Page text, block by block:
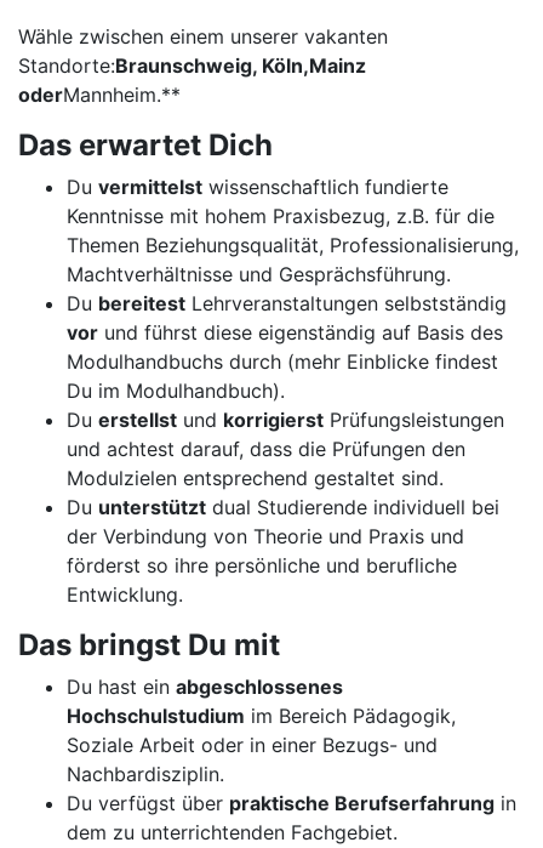
Wähle zwischen einem unserer vakanten
Standorte:Braunschweig, Köln,Mainz
oderMannheim.**
Das erwartet Dich
Du vermittelst wissenschaftlich fundierte
Kenntnisse mit hohem Praxisbezug, z.B. für die
Themen Beziehungsqualität, Professionalisierung,
Machtverhältnisse und Gesprächsführung.
Du bereitest Lehrveranstaltungen selbstständig
vor und führst diese eigenständig auf Basis des
Modulhandbuchs durch (mehr Einblicke findest
Du im Modulhandbuch).
Du erstellst und korrigierst Prüfungsleistungen
und achtest darauf, dass die Prüfungen den
Modulzielen entsprechend gestaltet sind.
Du unterstützt dual Studierende individuell bei
der Verbindung von Theorie und Praxis und
förderst so ihre persönliche und berufliche
Entwicklung.
Das bringst Du mit
Du hast ein abgeschlossenes
Hochschulstudium im Bereich Pädagogik,
Soziale Arbeit oder in einer Bezugs- und
Nachbardisziplin.
Du verfügst über praktische Berufserfahrung in
dem zu unterrichtenden Fachgebiet.